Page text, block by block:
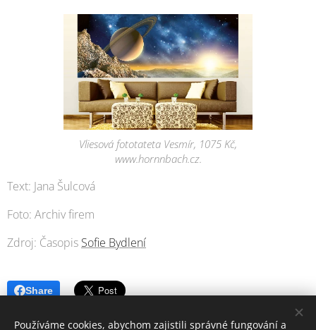
Vliesová fototateta Vesmír, 1075 Kč,
www.hornnbach.cz.
Text: Jana Šulcová
Foto: Archiv firem
Zdroj: Časopis Sofie Bydlení
Share
Používáme cookies, abychom zajistili správné fungování a